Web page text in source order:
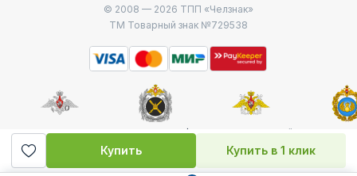
Купить Купить в 1 клик
© 2008 — 2026 ТПП «Челзнак»
ТМ Товарный знак №729538
Министерство
Генштаб ВС РФ
Военно-морской
флот
десантные